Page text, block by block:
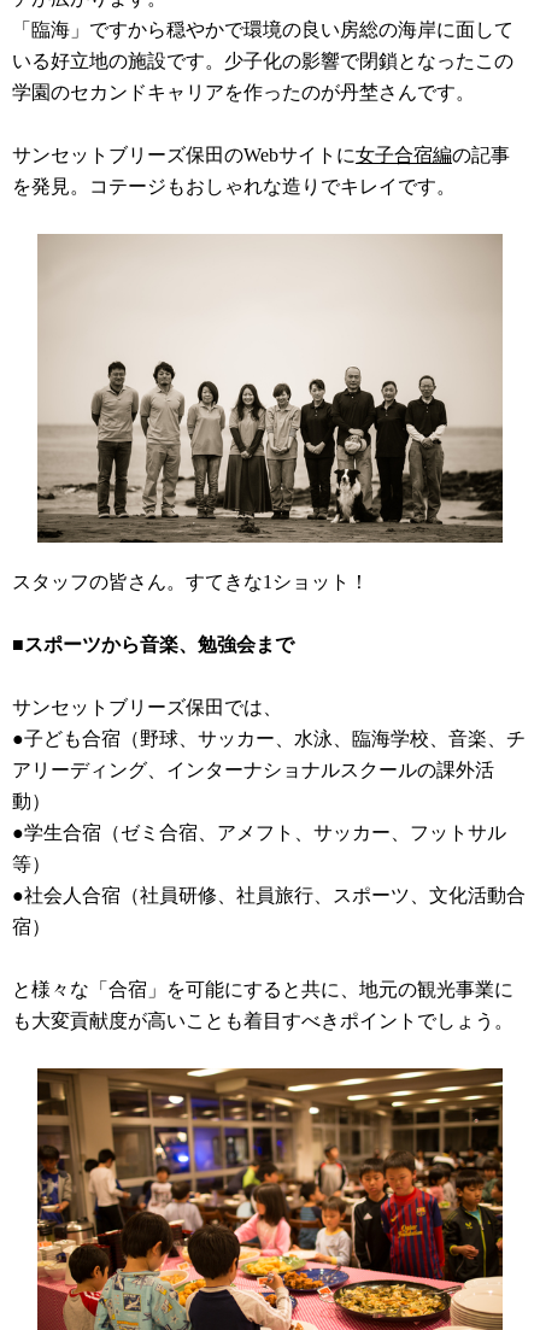
「臨海」ですから穏やかで環境の良い房総の海岸に面して
いる好立地の施設です。少子化の影響で閉鎖となったこの
学園のセカンドキャリアを作ったのが丹埜さんです。
サンセットブリーズ保田のWebサイトに女子合宿編の記事
を発見。
コテージもおしゃれな造りでキレイです。
スタッフの皆さん。すてきな1ショット！
■スポーツから音楽、勉強会まで
サンセットブリーズ保田では、
●子ども合宿（野球、サッカー、水泳、臨海学校、音楽、チ
アリーディング、インターナショナルスクールの課外活
動）
●学生合宿（ゼミ合宿、アメフト、サッカー、フットサル
等）
●社会人合宿（社員研修、社員旅行、スポーツ、文化活動合
宿）
と様々な「合宿」を可能にすると共に、地元の観光事業に
も大変貢献度が高いことも着目すべきポイントでしょう。